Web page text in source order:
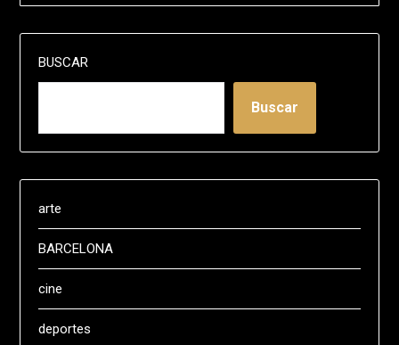
BUSCAR
Buscar
arte
BARCELONA
cine
deportes